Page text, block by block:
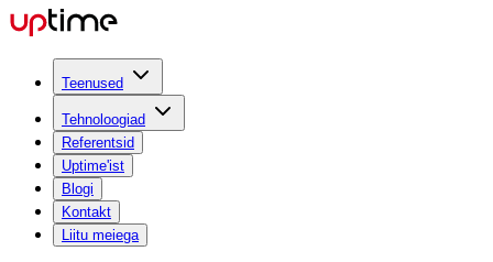
Teenused
Tehnoloogiad
Referentsid
Uptime'ist
Blogi
Kontakt
Liitu meiega